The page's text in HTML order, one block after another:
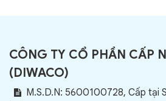
CÔNG TY CỔ PHẦN CẤP
(DIWACO)
M.S.D.N: 5600100728, Cấp tại